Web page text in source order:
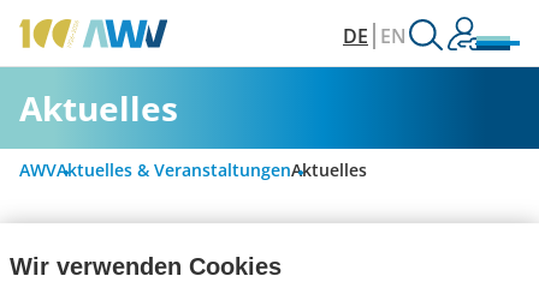
DE EN
Aktuelles
AWVAktuelles & VeranstaltungenAktuelles
Alle Kategorien
Wir verwenden Cookies